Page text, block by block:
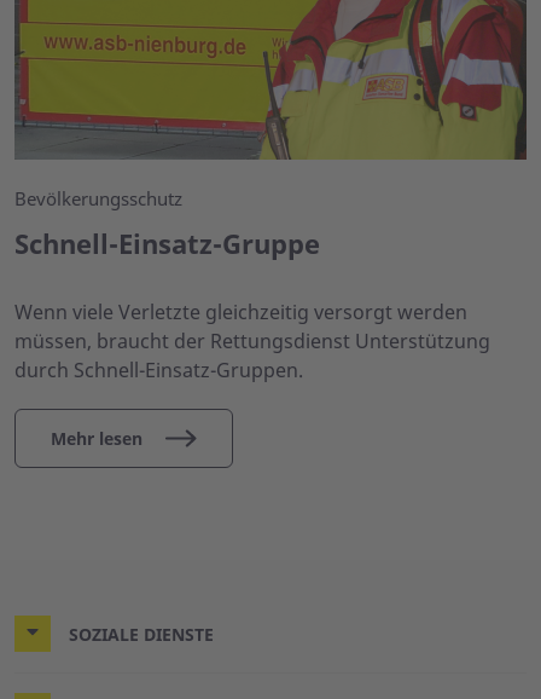
Bevölkerungsschutz
Schnell-Einsatz-Gruppe
Wenn viele Verletzte gleichzeitig versorgt werden
müssen, braucht der Rettungsdienst Unterstützung
durch Schnell-Einsatz-Gruppen.
Mehr lesen
SOZIALE DIENSTE